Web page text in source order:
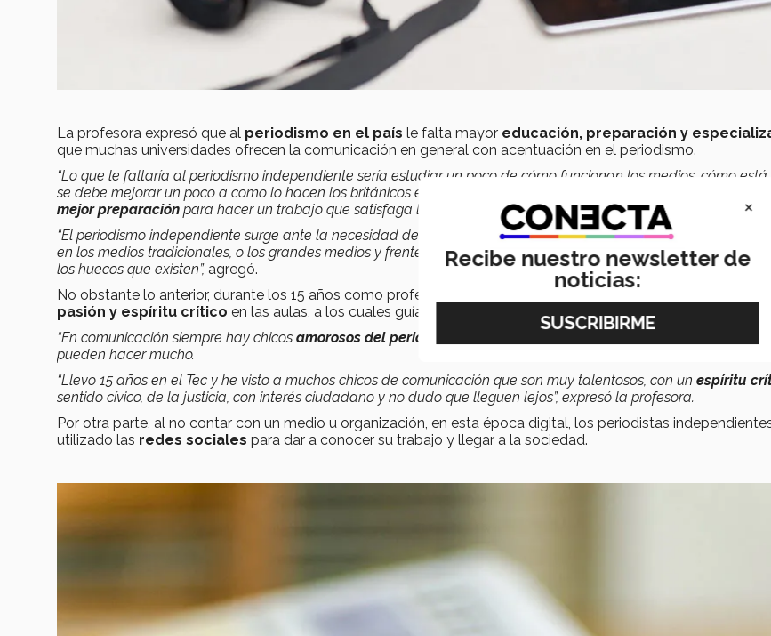
La profesora expresó que al periodismo en el país le falta mayor educación, preparación y
que muchas universidades ofrecen la comunicación en general con acentuación en el periodismo.
“Lo que le faltaría al periodismo independiente sería estudiar un poco de cómo funcionan los medios, cómo
se debe mejorar un poco a como lo hacen los británicos en el desempeño de los periodistas, tener una
mejor preparación para hacer un trabajo que satisfaga las expectativas de la sociedad.
“El periodismo independiente surge ante la necesidad de
informar de otra maneraporque la gente ya no tiene
en los medios tradicionales, o los grandes medios y frente a esta insatisfacción informativa, vienen estos
los huecos que existen”, agregó.
No obstante lo anterior, durante los 15 años como profesora del Tec, reconoce que hay estudiantes que
pasión y espíritu crítico en las aulas, a los cuales guía para que posteriormente se conviertan en
“En comunicación siempre hay chicos amorosos del periodismo
, basta con mostrarles el camino y simplemente
pueden hacer mucho.
“Llevo 15 años en el Tec y he visto a muchos chicos de comunicación que son muy talentosos, con un espíritu
sentido cívico, de la justicia, con interés ciudadano y no dudo que lleguen lejos”, expresó la profesora.
Por otra parte, al no contar con un medio u organización, en esta época digital, los periodistas
utilizado las redes sociales para dar a conocer su trabajo y llegar a la sociedad.
×
Recibe nuestro newsletter de
noticias: